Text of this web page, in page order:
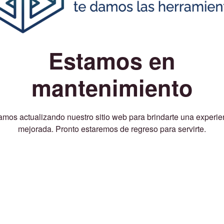
Estamos en
mantenimiento
actualizando nuestro sitio web para brindarte una
mejorada. Pronto estaremos de regreso para servirte.